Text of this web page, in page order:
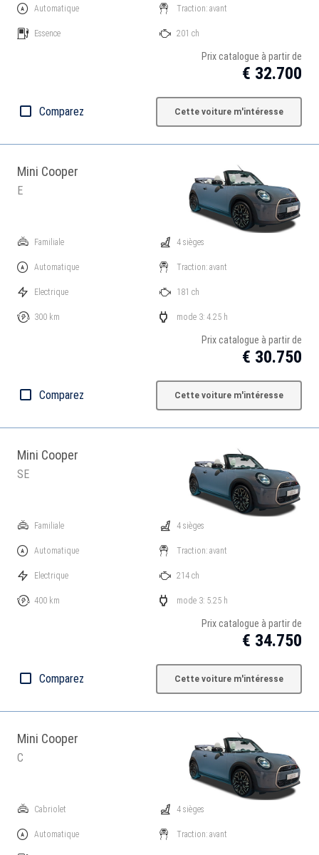
Automatique
Essence
Traction: avant
201 ch
Prix catalogue à partir de
€ 32.700
Comparez Cette voiture m'intéresse
Mini Cooper
E
Familiale
Automatique
Electrique
300 km
4 sièges
Traction: avant
181 ch
mode 3: 4.25 h
Prix catalogue à partir de
€ 30.750
Comparez Cette voiture m'intéresse
Mini Cooper
SE
Familiale
Automatique
Electrique
400 km
4 sièges
Traction: avant
214 ch
mode 3: 5.25 h
Prix catalogue à partir de
€ 34.750
Comparez Cette voiture m'intéresse
Mini Cooper
C
Cabriolet
Automatique
4 sièges
Traction: avant